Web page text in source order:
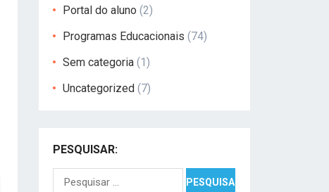
Portal do aluno (2)
Programas Educacionais (74)
Sem categoria (1)
Uncategorized (7)
PESQUISAR:
Pesquisar